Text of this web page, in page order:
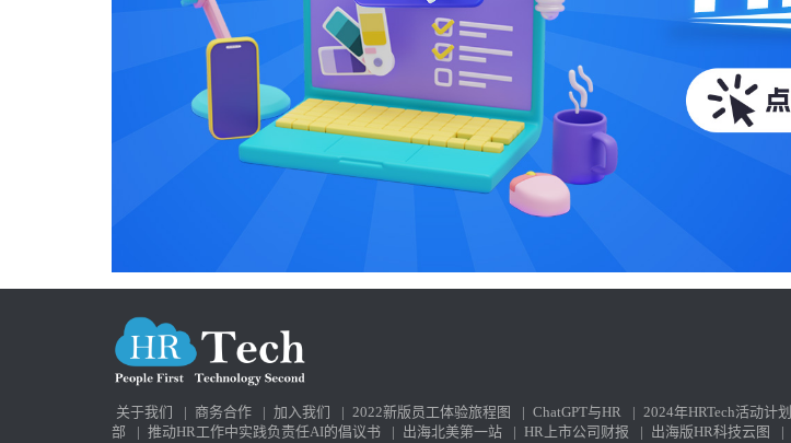
关于我们 | 商务合作 | 加入我们 | 2022新版员工体验旅程图 | ChatGPT与HR | 2024年HRTech活动计划
部
| 推动HR工作中实践负责任AI的倡议书 | 出海北美第一站 | HR上市公司财报 | 出海版HR科技云图 |